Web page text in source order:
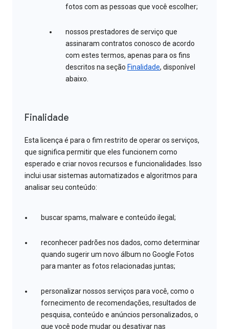
fotos com as pessoas que você escolher;
nossos prestadores de serviço que
assinaram contratos conosco de acordo
com estes termos, apenas para os fins
descritos na seção Finalidade, disponível
abaixo.
Finalidade
Esta licença é para o fim restrito de operar os serviços,
que significa permitir que eles funcionem como
esperado e criar novos recursos e funcionalidades. Isso
inclui usar sistemas automatizados e algoritmos para
analisar seu conteúdo:
buscar spams, malware e conteúdo ilegal;
reconhecer padrões nos dados, como determinar
quando sugerir um novo álbum no Google Fotos
para manter as fotos relacionadas juntas;
personalizar nossos serviços para você, como o
fornecimento de recomendações, resultados de
pesquisa, conteúdo e anúncios personalizados, o
que você pode mudar ou desativar nas